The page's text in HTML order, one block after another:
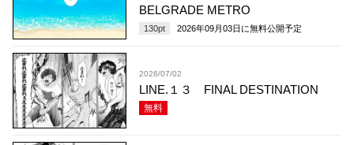
BELGRADE METRO
130pt 2026年09月03日 に無料公開予定
2026/07/02
LINE.１３ FINAL DESTINATION
無料